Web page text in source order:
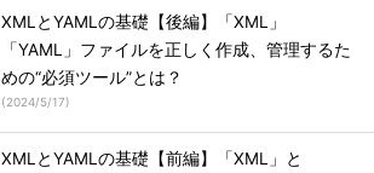
XMLとYAMLの基礎【後編】「XML」
「YAML」ファイルを正しく作成、管理するた
めの“必須ツール”とは？
(2024/5/17)
XMLとYAMLの基礎【前編】「XML」と